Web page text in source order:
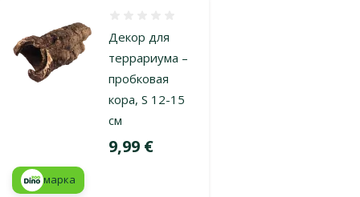
Декор для
террариума –
пробковая
кора, S 12-15
см
Цена
9,99 €
марка